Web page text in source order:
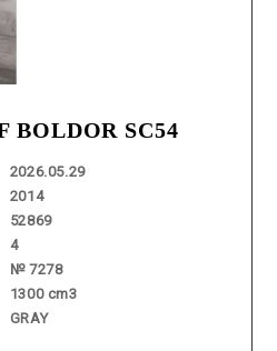
BOLDOR SC54
2026.05.29
2014
52869
4
№ 7278
1300 cm3
GRAY